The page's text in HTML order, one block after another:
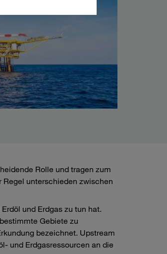
Rolle und tragen zum
unterschieden zwischen
und Erdgas zu tun hat.
Gebiete zu
bezeichnet. Upstream
und Erdgasressourcen an die